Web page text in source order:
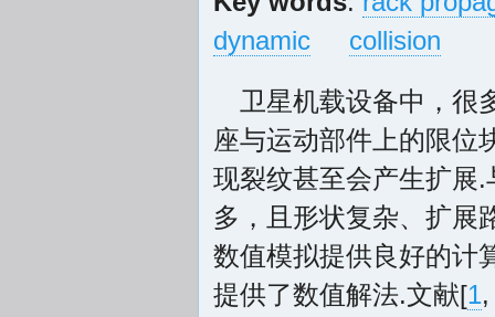
dynamic
collision
卫星机载设备中，很
座与运动部件上的限位
现裂纹甚至会产生扩展
多，且形状复杂、扩展
数值模拟提供良好的计
提供了数值解法.文献[1